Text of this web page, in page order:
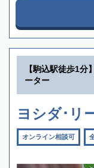
【駒込駅徒歩1
ーター
ヨシダ･リ
オンライン相談可